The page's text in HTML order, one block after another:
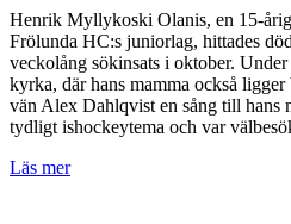
Henrik Myllykoski Olanis, en 15-
Frölunda HC:s juniorlag, hittades
veckolång sökinsats i oktober.
kyrka, där hans mamma också
vän Alex Dahlqvist en sång till hans
tydligt ishockeytema och var
Läs mer